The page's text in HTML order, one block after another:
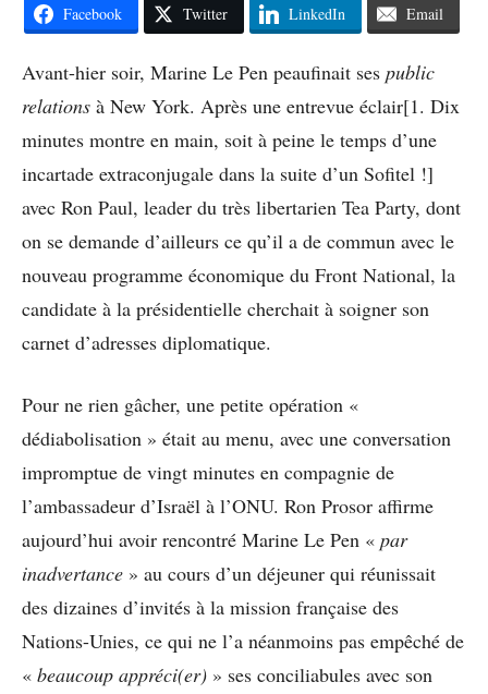
Facebook Twitter LinkedIn Email
Avant-hier soir, Marine Le Pen peaufinait ses public
relations à New York. Après une entrevue éclair[1. Dix
minutes montre en main, soit à peine le temps d’une
incartade extraconjugale dans la suite d’un Sofitel !]
avec Ron Paul, leader du très libertarien Tea Party, dont
on se demande d’ailleurs ce qu’il a de commun avec le
nouveau programme économique du Front National, la
candidate à la présidentielle cherchait à soigner son
carnet d’adresses diplomatique.
Pour ne rien gâcher, une petite opération «
dédiabolisation » était au menu, avec une conversation
impromptue de vingt minutes en compagnie de
l’ambassadeur d’Israël à l’ONU. Ron Prosor affirme
aujourd’hui avoir rencontré Marine Le Pen « par
inadvertance » au cours d’un déjeuner qui réunissait
des dizaines d’invités à la mission française des
Nations-Unies, ce qui ne l’a néanmoins pas empêché de
« beaucoup appréci(er) » ses conciliabules avec son